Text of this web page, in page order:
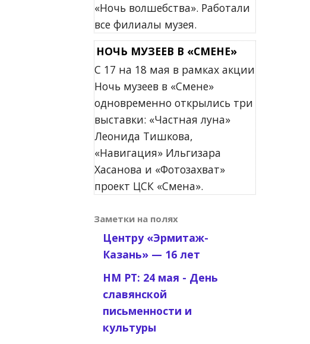
«Ночь волшебства». Работали
все филиалы музея.
НОЧЬ МУЗЕЕВ В «СМЕНЕ»
С 17 на 18 мая в рамках акции
Ночь музеев в «Смене»
одновременно открылись три
выставки: «Частная луна»
Леонида Тишкова,
«Навигация» Ильгизара
Хасанова и «Фотозахват»
проект ЦСК «Смена».
Заметки на полях
Центру «Эрмитаж-
Казань» — 16 лет
НМ РТ: 24 мая - День
славянской
письменности и
культуры